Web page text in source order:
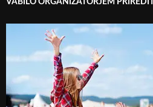
VABILO ORGANIZATORJEM